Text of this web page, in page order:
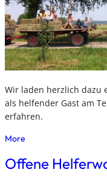
Wir laden herzlich dazu
als helfender Gast am
erfahren.
More
Offene